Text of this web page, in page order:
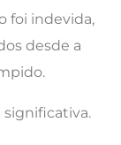
foi indevida,
desde a